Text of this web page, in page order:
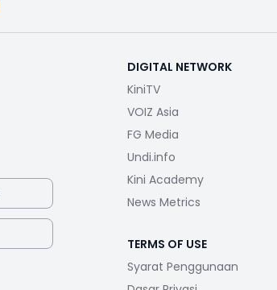
DIGITAL NETWORK
KiniTV
VOIZ Asia
FG Media
Undi.info
Kini Academy
News Metrics
TERMS OF USE
Syarat Penggunaan